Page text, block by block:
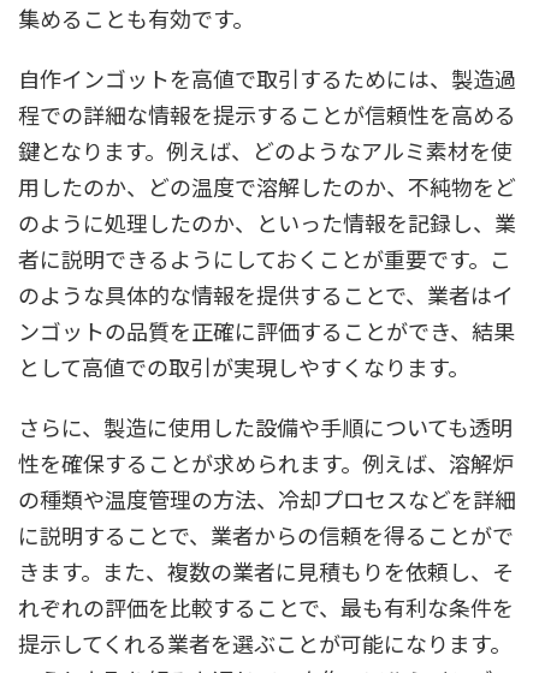
集めることも有効です。
自作インゴットを高値で取引するためには、製造過
程での詳細な情報を提示することが信頼性を高める
鍵となります。例えば、どのようなアルミ素材を使
用したのか、どの温度で溶解したのか、不純物をど
のように処理したのか、といった情報を記録し、業
者に説明できるようにしておくことが重要です。こ
のような具体的な情報を提供することで、業者はイ
ンゴットの品質を正確に評価することができ、結果
として高値での取引が実現しやすくなります。
さらに、製造に使用した設備や手順についても透明
性を確保することが求められます。例えば、溶解炉
の種類や温度管理の方法、冷却プロセスなどを詳細
に説明することで、業者からの信頼を得ることがで
きます。また、複数の業者に見積もりを依頼し、そ
れぞれの評価を比較することで、最も有利な条件を
提示してくれる業者を選ぶことが可能になります。